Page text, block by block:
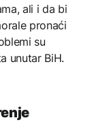
ali i da bi
pronaći
su
unutar BiH.